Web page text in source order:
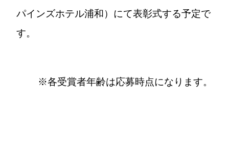
パインズホテル浦和）にて表彰式する予定で
す。
※各受賞者年齢は応募時点になります。